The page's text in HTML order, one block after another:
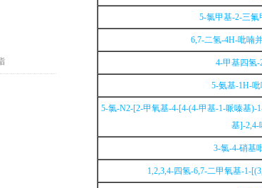
5-氯甲基-2-三氟
6,7-二氢-4H-吡喃
4-甲基四氢-
5-氨基-1H-
5-氯-N2-[2-甲氧基-4-[4-(4-甲基-1-哌嗪基
基]-2,4-
3-氯-4-硝基
1,2,3,4-四氢-6,7-二甲氧基-1-